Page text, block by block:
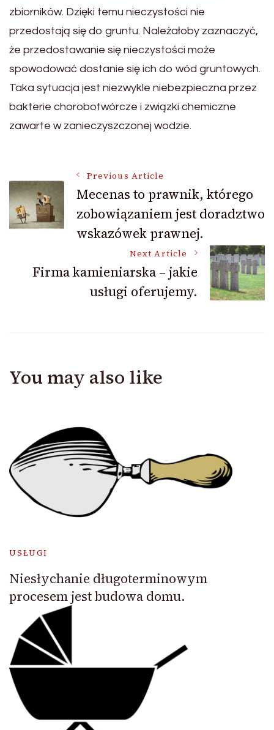
zbiorników. Dzięki temu nieczystości nie
przedostają się do gruntu. Należałoby zaznaczyć,
że przedostawanie się nieczystości może
spowodować dostanie się ich do wód gruntowych.
Taka sytuacja jest niezwykle niebezpieczna przez
bakterie chorobotwórcze i związki chemiczne
zawarte w zanieczyszczonej wodzie.
Post
Navigation
Previous Article
Mecenas to prawnik, którego
zobowiązaniem jest doradztwo
wskazówek prawnej.
Next Article
Firma kamieniarska – jakie
usługi oferujemy.
You may also like
USŁUGI
Niesłychanie długoterminowym
procesem jest budowa domu.